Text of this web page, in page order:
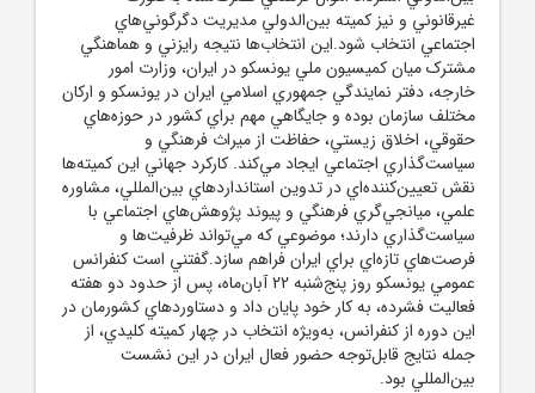
غيرقانوني و نيز کميته بين‌الدولي مديريت دگرگوني‌هاي
اجتماعي انتخاب شود.اين انتخاب‌ها نتيجه رايزني و هماهنگي
مشترک ميان کميسيون ملي يونسکو در ايران، وزارت امور
خارجه، دفتر نمايندگي جمهوري اسلامي ايران در يونسکو و ارکان
مختلف سازمان بوده و جايگاهي مهم براي کشور در حوزه‌هاي
حقوقي، اخلاق زيستي، حفاظت از ميراث فرهنگي و
سياست‌گذاري اجتماعي ايجاد مي‌کند. کارکرد جهاني اين کميته‌ها
نقش تعيين‌کننده‌اي در تدوين استانداردهاي بين‌المللي، مشاوره
علمي، ميانجي‌گري فرهنگي و پيوند پژوهش‌هاي اجتماعي با
سياست‌گذاري دارند؛ موضوعي که مي‌تواند ظرفيت‌ها و
فرصت‌هاي تازه‌اي براي ايران فراهم سازد.گفتني است کنفرانس
عمومي يونسکو روز پنج‌شنبه 22 آبان‌ماه، پس از حدود دو هفته
فعاليت فشرده، به کار خود پايان داد و دستاوردهاي کشورمان در
اين دوره از کنفرانس، به‌ويژه انتخاب در چهار کميته کليدي، از
جمله نتايج قابل‌توجه حضور فعال ايران در اين نشست
بين‌المللي بود.